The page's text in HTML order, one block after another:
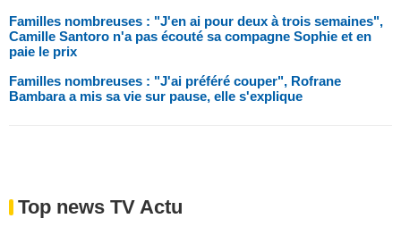
Familles nombreuses : "J'en ai pour deux à trois semaines",
Camille Santoro n'a pas écouté sa compagne Sophie et en
paie le prix
Familles nombreuses : "J'ai préféré couper", Rofrane
Bambara a mis sa vie sur pause, elle s'explique
Top news TV Actu